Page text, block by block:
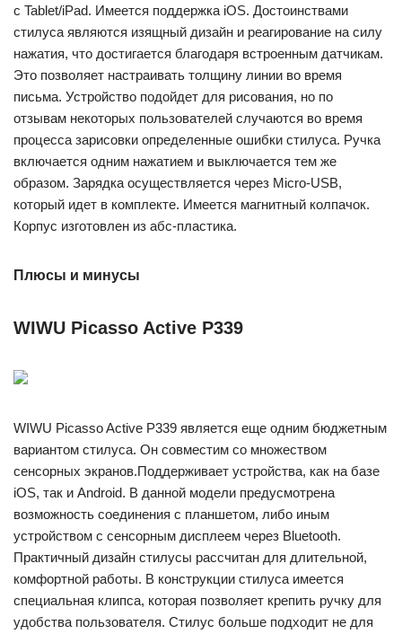
с Tablet/iPad. Имеется поддержка iOS. Достоинствами
стилуса являются изящный дизайн и реагирование на силу
нажатия, что достигается благодаря встроенным датчикам.
Это позволяет настраивать толщину линии во время
письма. Устройство подойдет для рисования, но по
отзывам некоторых пользователей случаются во время
процесса зарисовки определенные ошибки стилуса. Ручка
включается одним нажатием и выключается тем же
образом. Зарядка осуществляется через Micro-USB,
который идет в комплекте. Имеется магнитный колпачок.
Корпус изготовлен из абс-пластика.
Плюсы и минусы
WIWU Picasso Active P339
WIWU Picasso Active P339 является еще одним бюджетным
вариантом стилуса. Он совместим со множеством
сенсорных экранов.Поддерживает устройства, как на базе
iOS, так и Android. В данной модели предусмотрена
возможность соединения с планшетом, либо иным
устройством с сенсорным дисплеем через Bluetooth.
Практичный дизайн стилусы рассчитан для длительной,
комфортной работы. В конструкции стилуса имеется
специальная клипса, которая позволяет крепить ручку для
удобства пользователя. Стилус больше подходит не для